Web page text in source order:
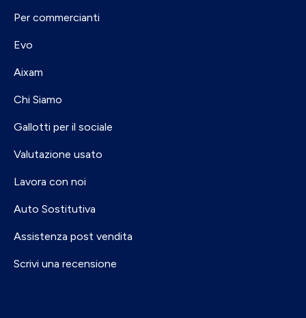
Per commercianti
Evo
Aixam
Chi Siamo
Gallotti per il sociale
Valutazione usato
Lavora con noi
Auto Sostitutiva
Assistenza post vendita
Scrivi una recensione